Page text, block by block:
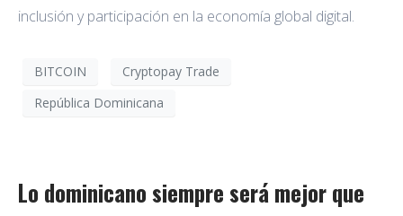
inclusión y participación en la economía global digital.
BITCOIN
Cryptopay Trade
República Dominicana
Lo dominicano siempre será mejor que